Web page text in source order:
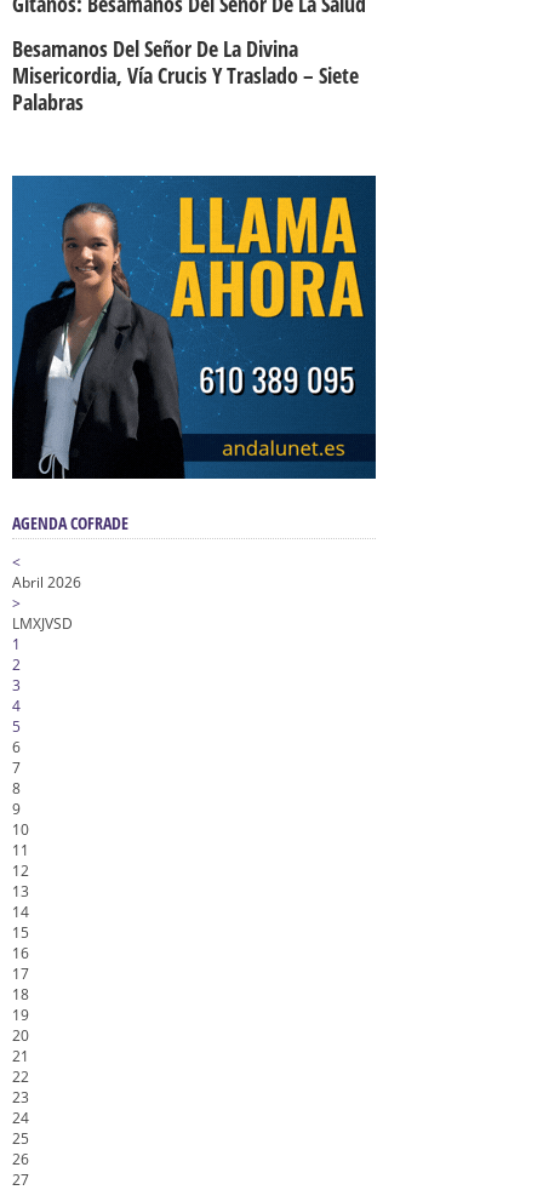
Besamanos Del Señor De La Divina
Misericordia, Vía Crucis Y Traslado – Siete
Palabras
AGENDA COFRADE
<
Abril 2026
>
LMXJVSD
1
2
3
4
5
6
7
8
9
10
11
12
13
14
15
16
17
18
19
20
21
22
23
24
25
26
27